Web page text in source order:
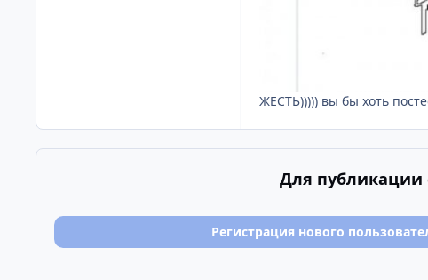
ЖЕСТЬ))))) вы бы хоть
Для публикации
Регистрация нового